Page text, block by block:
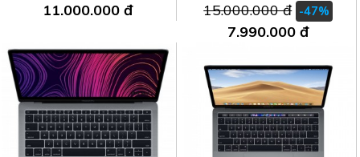
11.000.000 đ
15.000.000 đ -47%
7.990.000 đ